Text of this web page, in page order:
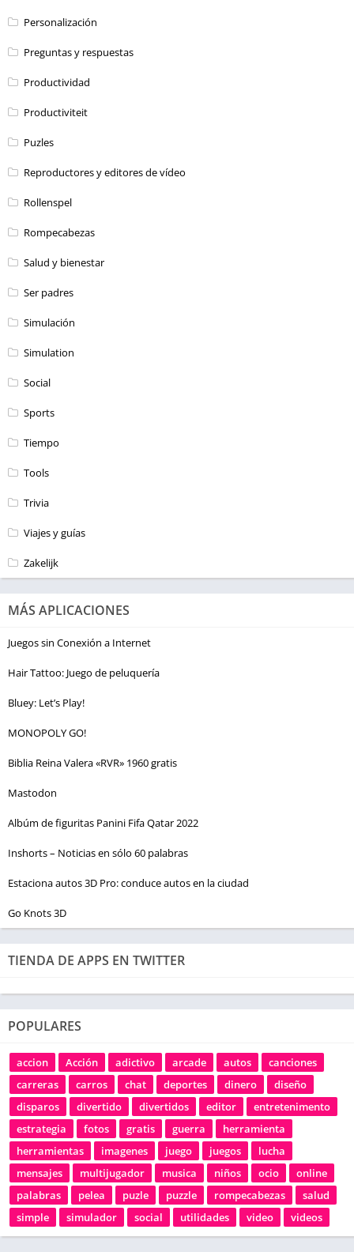
Personalización
Preguntas y respuestas
Productividad
Productiviteit
Puzles
Reproductores y editores de vídeo
Rollenspel
Rompecabezas
Salud y bienestar
Ser padres
Simulación
Simulation
Social
Sports
Tiempo
Tools
Trivia
Viajes y guías
Zakelijk
MÁS APLICACIONES
Juegos sin Conexión a Internet
Hair Tattoo: Juego de peluquería
Bluey: Let’s Play!
MONOPOLY GO!
Biblia Reina Valera «RVR» 1960 gratis
Mastodon
Albúm de figuritas Panini Fifa Qatar 2022
Inshorts – Noticias en sólo 60 palabras
Estaciona autos 3D Pro: conduce autos en la ciudad
Go Knots 3D
TIENDA DE APPS EN TWITTER
POPULARES
accion Acción adictivo arcade autos
canciones
carreras
carros chat deportes dinero
diseño
disparos
divertido divertidos editor
entretenimento
estrategia
fotos gratis guerra
herramienta
herramientas
imagenes juego juegos
lucha
mensajes
multijugador musica niños ocio
online
palabras
pelea puzle puzzle rompecabezas
salud
simple
simulador social utilidades video videos